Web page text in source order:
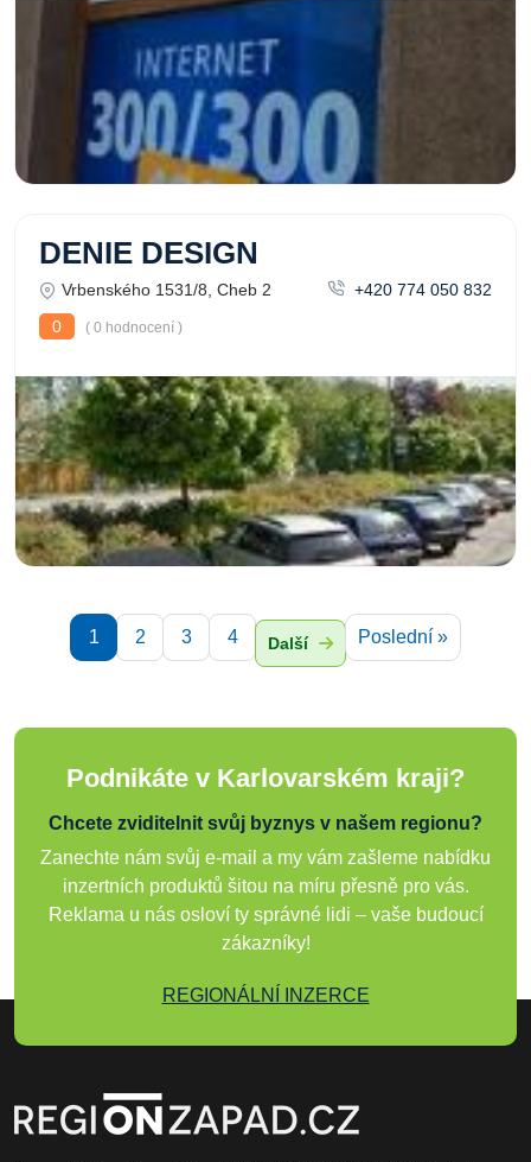
DENIE DESIGN
Vrbenského 1531/8, Cheb 2
+420 774 050 832
0
( 0 hodnocení )
1 2 3 4 Další Poslední »
Podnikáte v Karlovarském kraji?
Chcete zviditelnit svůj byznys v našem regionu?
Zanechte nám svůj e-mail a my vám zašleme nabídku
inzertních produktů šitou na míru přesně pro vás.
Reklama u nás osloví ty správné lidi – vaše budoucí
zákazníky!
REGIONÁLNÍ INZERCE